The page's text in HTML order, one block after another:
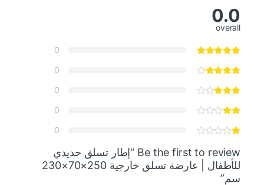
0.0
overall
0
0
0
0
0
Be the first to review “إطار تسلق حديدي
للأطفال | عارضة تسلق خارجية 250×70×230
سم”